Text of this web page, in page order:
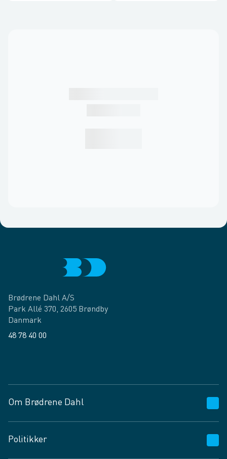
Brødrene Dahl A/S
Park Allé 370, 2605 Brøndby
Danmark
48 78 40 00
Om Brødrene Dahl
Vagttelefon 30 10 89 89
Politikker